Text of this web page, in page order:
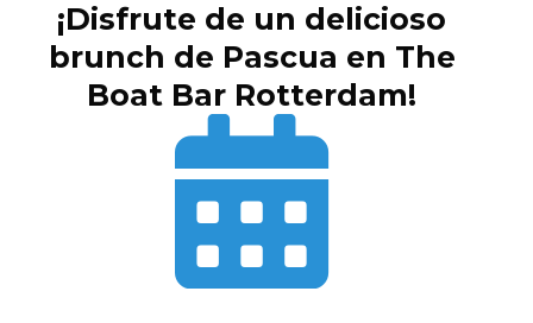
¡Disfrute de un delicioso
brunch de Pascua en The
Boat Bar Rotterdam!